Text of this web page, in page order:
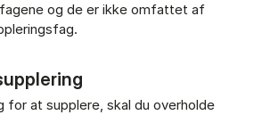
og de er ikke omfattet af
for at supplere, skal du overholde